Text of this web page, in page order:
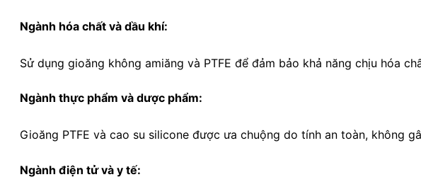
Ngành hóa chất và dầu khí:
Sử dụng gioăng không amiăng và PTFE để đảm bảo khả năng chịu hóa
Ngành thực phẩm và dược phẩm:
Gioăng PTFE và cao su silicone được ưa chuộng do tính an toàn, không
Ngành điện tử và y tế: